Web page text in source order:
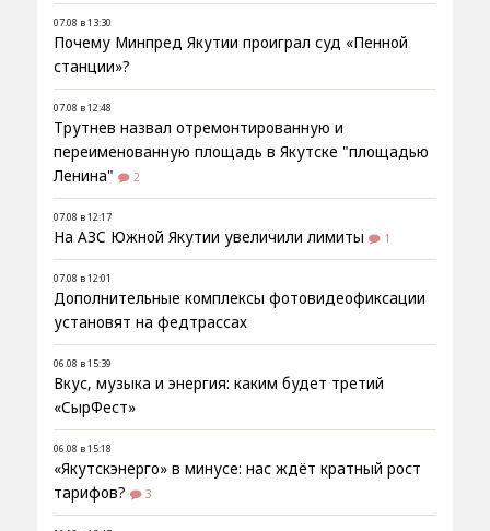
07.08 в 13:30
Почему Минпред Якутии проиграл суд «Пенной
станции»?
07.08 в 12:48
Трутнев назвал отремонтированную и
переименованную площадь в Якутске "площадью
Ленина"
2
07.08 в 12:17
На АЗС Южной Якутии увеличили лимиты 1
07.08 в 12:01
Дополнительные комплексы фотовидеофиксации
установят на федтрассах
06.08 в 15:39
Вкус, музыка и энергия: каким будет третий
«СырФест»
06.08 в 15:18
«Якутскэнерго» в минусе: нас ждёт кратный рост
тарифов?
3